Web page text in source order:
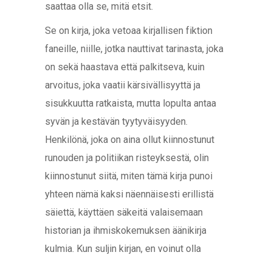
saattaa olla se, mitä etsit.
Se on kirja, joka vetoaa kirjallisen fiktion
faneille, niille, jotka nauttivat tarinasta, joka
on sekä haastava että palkitseva, kuin
arvoitus, joka vaatii kärsivällisyyttä ja
sisukkuutta ratkaista, mutta lopulta antaa
syvän ja kestävän tyytyväisyyden.
Henkilönä, joka on aina ollut kiinnostunut
runouden ja politiikan risteyksestä, olin
kiinnostunut siitä, miten tämä kirja punoi
yhteen nämä kaksi näennäisesti erillistä
säiettä, käyttäen säkeitä valaisemaan
historian ja ihmiskokemuksen äänikirja
kulmia. Kun suljin kirjan, en voinut olla